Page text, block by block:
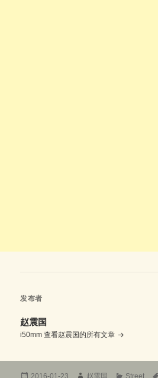
发布者
赵震国
i50mm查看赵震国的所有文章
发 作 分